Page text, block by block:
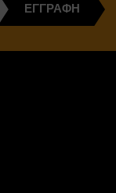
ΕΓΓΡΑΦΉ